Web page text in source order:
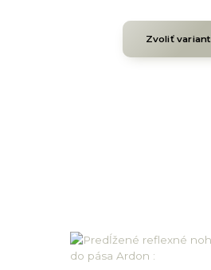
Zvoliť variant